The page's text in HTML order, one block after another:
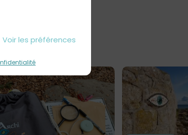
Voir les préférences